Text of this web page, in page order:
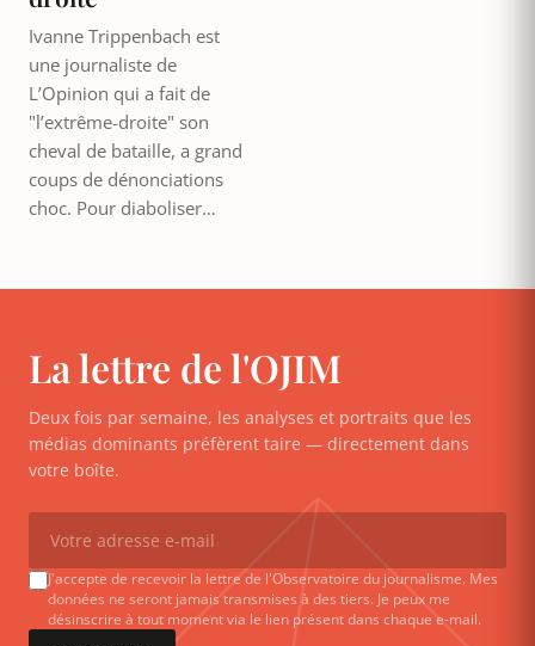
Ivanne Trippenbach est
une journaliste de
L’Opinion qui a fait de
"l’extrême-droite" son
cheval de bataille, a grand
coups de dénonciations
choc. Pour diaboliser…
La lettre de l'OJIM
Deux fois par semaine, les analyses et portraits que les
médias dominants préfèrent taire — directement dans
votre boîte.
J'accepte de recevoir la lettre de l'Observatoire du journalisme. Mes
données ne seront jamais transmises à des tiers. Je peux me
désinscrire à tout moment via le lien présent dans chaque e-mail.